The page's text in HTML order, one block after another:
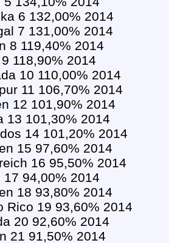
6 132,00% 2014
7 131,00% 2014
8 119,40% 2014
118,90% 2014
10 110,00% 2014
11 106,70% 2014
12 101,90% 2014
13 101,30% 2014
14 101,20% 2014
15 97,60% 2014
16 95,50% 2014
17 94,00% 2014
18 93,80% 2014
Rico 19 93,60% 2014
20 92,60% 2014
21 91,50% 2014